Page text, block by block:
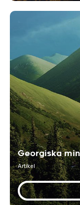
Georgiska
Artikel